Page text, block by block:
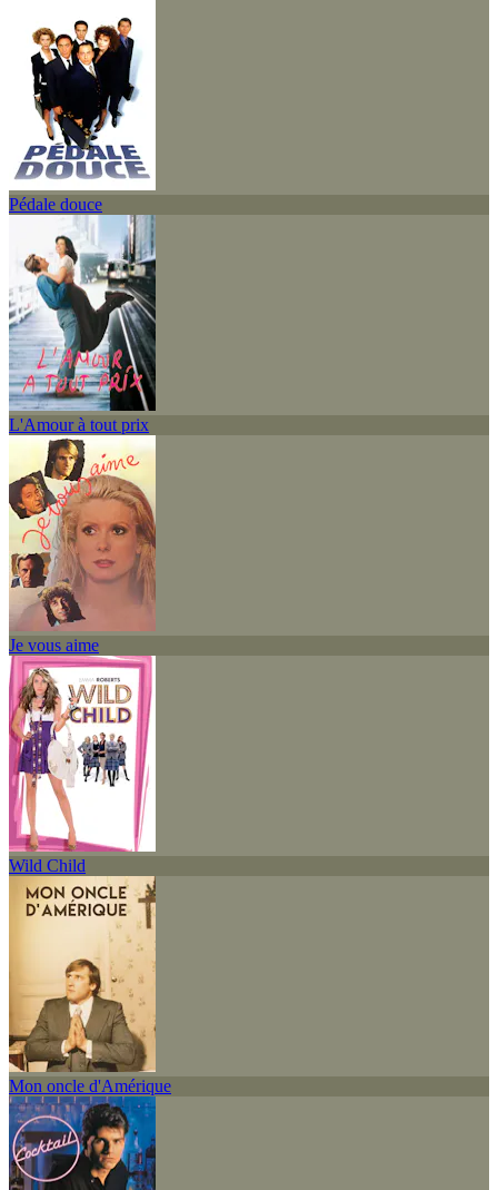
Pédale douce
L'Amour à tout prix
Je vous aime
Wild Child
Mon oncle d'Amérique